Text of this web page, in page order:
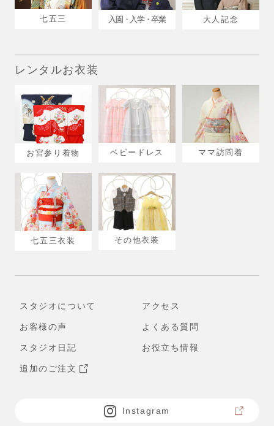
七五三 入園・入学・卒業 大人記念
レンタルお衣装
お宮参り着物 ベビードレス ママ訪問着
七五三衣装 その他衣装
スタジオについて アクセス
お客様の声 よくある質問
スタジオ日記 お役立ち情報
追加のご注文
Instagram